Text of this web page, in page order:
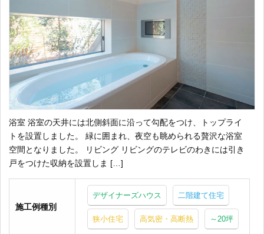
浴室 浴室の天井には北側斜面に沿って勾配をつけ、トップライ
トを設置しました。 緑に囲まれ、夜空も眺められる贅沢な浴室
空間となりました。 リビング リビングのテレビのわきには引き
戸をつけた収納を設置しま […]
施工例種別
デザイナーズハウス 二階建て住宅
狭小住宅 高気密・高断熱 ～20坪